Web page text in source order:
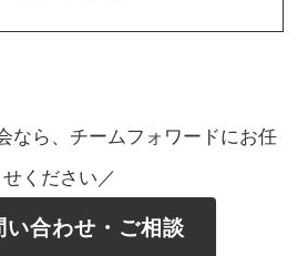
なら、チームフォワードにお任
せください／
い合わせ・ご相談